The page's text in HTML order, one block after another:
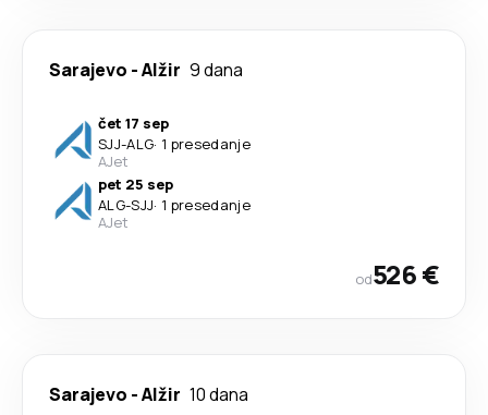
Sarajevo -Alžir 9 dana
čet 17 sep
SJJ-ALG· 1 presedanje
AJet
pet 25 sep
ALG-SJJ· 1 presedanje
AJet
od526 €
Sarajevo -Alžir 10 dana